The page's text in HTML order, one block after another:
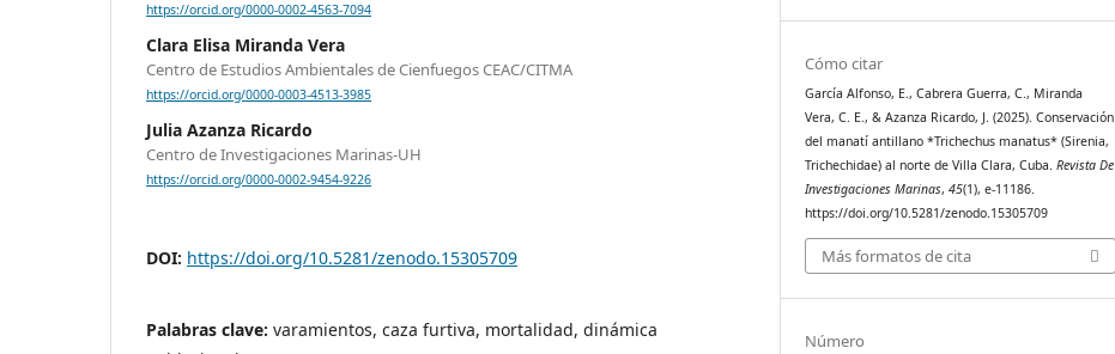
https://orcid.org/0000-0002-4563-7094
Clara Elisa Miranda Vera
Centro de Estudios Ambientales de Cienfuegos CEAC/CITMA
https://orcid.org/0000-0003-4513-3985
Julia Azanza Ricardo
Centro de Investigaciones Marinas-UH
https://orcid.org/0000-0002-9454-9226
DOI: https://doi.org/10.5281/zenodo.15305709
Palabras clave: varamientos, caza furtiva, mortalidad, dinámica
Cómo citar
García Alfonso, E., Cabrera Guerra, C., Miranda
Vera, C. E., & Azanza Ricardo, J. (2025). Conservación
del manatí antillano *Trichechus manatus* (Sirenia,
Trichechidae) al norte de Villa Clara, Cuba.Revista De
Investigaciones Marinas,45(1), e-11186.
https://doi.org/10.5281/zenodo.15305709
Más formatos de cita
Número